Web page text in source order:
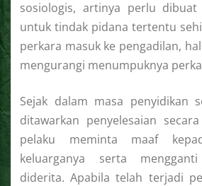
sosiologis, artinya perlu
untuk tindak pidana tertentu
perkara masuk ke pengadilan,
mengurangi menumpuknya
Sejak dalam masa penyidikan
ditawarkan penyelesaian
pelaku meminta maaf
keluarganya serta
diderita. Apabila telah terjadi